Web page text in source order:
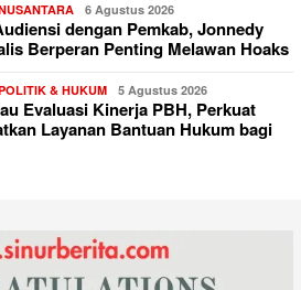
6 Agustus 2026
dengan Pemkab, Jonnedy
Berperan Penting Melawan Hoaks
& HUKUM 5 Agustus 2026
Evaluasi Kinerja PBH, Perkuat
Layanan Bantuan Hukum bagi